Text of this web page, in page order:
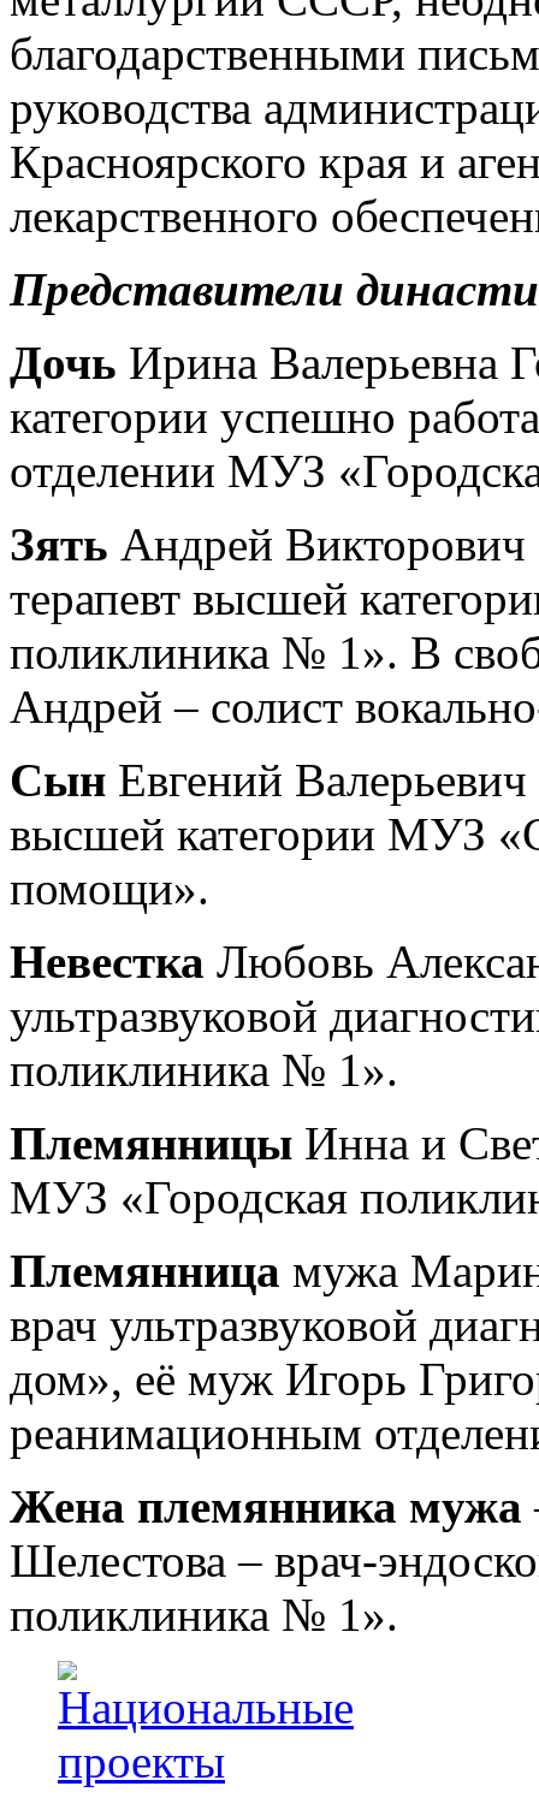
благодарственными
руководства
Красноярского края и
лекарственного
Представители
Дочь Ирина Валерьевна
категории успешно
отделении МУЗ
Зять Андрей Викторович
терапевт высшей
поликлиника № 1». В
Андрей – солист
Сын Евгений
высшей категории МУЗ
помощи».
Невестка Любовь
ультразвуковой
поликлиника № 1».
Племянницы Инна и
МУЗ «Городская
Племянница мужа
врач ультразвуковой
дом», её муж Игорь
реанимационным
Жена племянника мужа
Шелестова – врач-
поликлиника № 1».